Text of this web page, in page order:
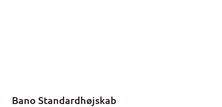
Bano Standardhøjskab